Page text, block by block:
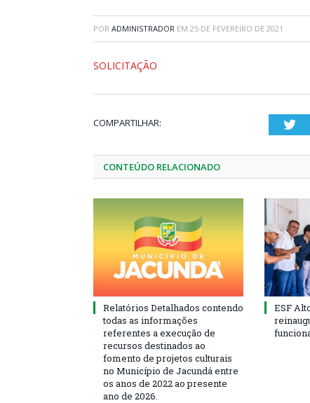
POR ADMINISTRADOR EM 25 DE FEVEREIRO DE 2021
SOLICITAÇÃO
COMPARTILHAR:
CONTEÚDO RELACIONADO
Relatórios Detalhados contendo
todas as informações
referentes a execução de
recursos destinados ao
fomento de projetos culturais
no Município de Jacundá entre
os anos de 2022 ao presente
ano de 2026.
ESF